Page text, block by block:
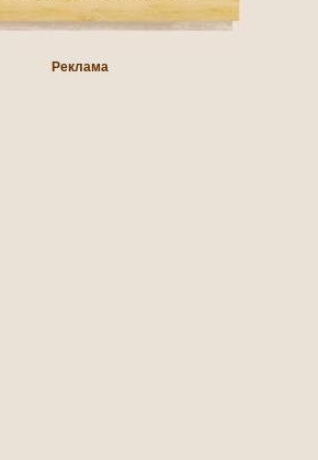
Реклама